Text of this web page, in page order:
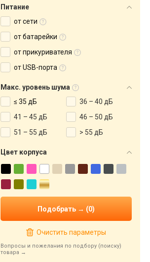
Питание
от сети
от батарейки
от прикуривателя
от USB-порта
Макс. уровень шума
≤ 35 дБ
36 – 40 дБ
41 – 45 дБ
46 – 50 дБ
51 – 55 дБ
> 55 дБ
Цвет корпуса
Очистить параметры
Вопросы и пожелания по подбору (поиску)
товара